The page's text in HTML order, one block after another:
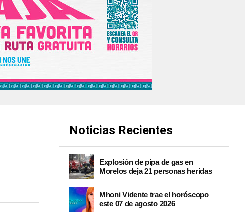
Noticias Recientes
Explosión de pipa de gas en
Morelos deja 21 personas heridas
Mhoni Vidente trae el horóscopo
este 07 de agosto 2026